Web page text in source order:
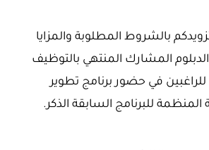
بالشروط المطلوبة والمزايا
المشارك المنتهي بالتوظيف
للراغبين في حضور برنامج تطوير
للبرنامج السابقة الذكر.